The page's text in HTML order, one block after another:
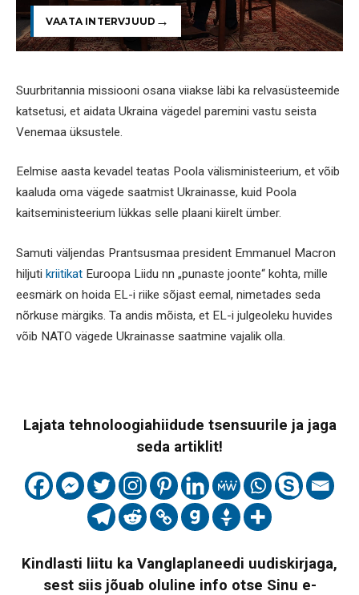
VAATA INTERVJUUD
Suurbritannia missiooni osana viiakse läbi ka relvasüsteemide
katsetusi, et aidata Ukraina vägedel paremini vastu seista
Venemaa üksustele.
Eelmise aasta kevadel teatas Poola välisministeerium, et võib
kaaluda oma vägede saatmist Ukrainasse, kuid Poola
kaitseministeerium lükkas selle plaani kiirelt ümber.
Samuti väljendas Prantsusmaa president Emmanuel Macron
hiljuti kriitikat Euroopa Liidu nn „punaste joonte“ kohta, mille
eesmärk on hoida EL-i riike sõjast eemal, nimetades seda
nõrkuse märgiks. Ta andis mõista, et EL-i julgeoleku huvides
võib NATO vägede Ukrainasse saatmine vajalik olla.
Lajata tehnoloogiahiidude tsensuurile ja jaga
seda artiklit!
Kindlasti liitu ka Vanglaplaneedi uudiskirjaga,
sest siis jõuab oluline info otse Sinu e-